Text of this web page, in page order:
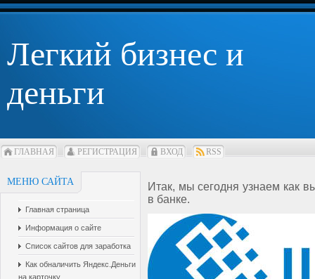
Легкий бизнес и
деньги
ГЛАВНАЯ РЕГИСТРАЦИЯ ВХОД RSS
МЕНЮ САЙТА
Главная страница
Информация о сайте
Список сайтов для заработка
Как обналичить Яндекс.Деньги
на карточку
Итак, мы сегодня узнаем как
в банке.